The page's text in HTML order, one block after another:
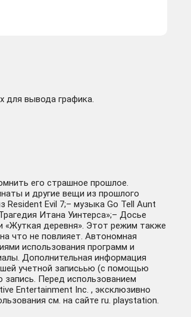
для вывода графика.
его страшное прошлое.
и другие вещи из прошлого
Resident Evil 7;– музыка Go Tell Aunt
Итана Уинтерса»;– Досье
«Жуткая деревня». Этот режим также
что не повлияет. Автономная
использования программ и
Дополнительная информация
учетной записьью (с помощью
запись. Перед использованием
Entertainment Inc. , эксклюзивно
см. на сайте ru. playstation.